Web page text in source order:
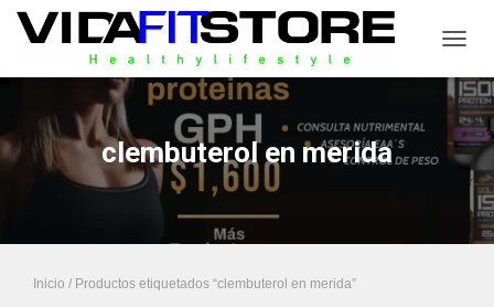
clembuterol en merida
Inicio / Productos etiquetados “clembuterol en merida”